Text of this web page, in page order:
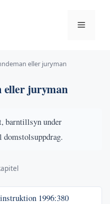
Meny
eller juryman
eller juryman
barntillsyn under
1996:380